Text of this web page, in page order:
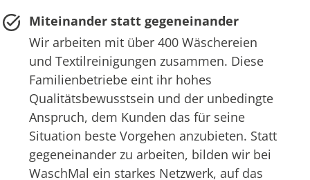
Miteinander statt gegeneinander
Wir arbeiten mit über 400 Wäschereien
und Textilreinigungen zusammen. Diese
Familienbetriebe eint ihr hohes
Qualitätsbewusstsein und der unbedingte
Anspruch, dem Kunden das für seine
Situation beste Vorgehen anzubieten. Statt
gegeneinander zu arbeiten, bilden wir bei
WaschMal ein starkes Netzwerk, auf das